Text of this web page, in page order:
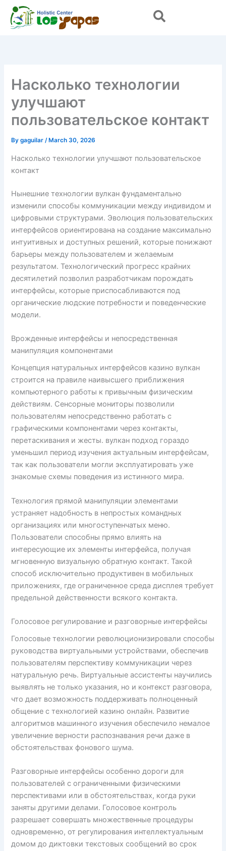
Skip
content
Насколько технологии
улучшают
пользовательское контакт
Bygaguilar/ March 30, 2026
Насколько технологии улучшают пользовательское
контакт
Нынешние технологии вулкан фундаментально
изменили способы коммуникации между индивидом и
цифровыми структурами. Эволюция пользовательских
интерфейсов ориентирована на создание максимально
интуитивных и доступных решений, которые понижают
барьеры между пользователем и желаемым
результатом. Технологический прогресс крайних
десятилетий позволил разработчикам порождать
интерфейсы, которые приспосабливаются под
органические людские потребности и поведенческие
модели.
Врожденные интерфейсы и непосредственная
манипуляция компонентами
Концепция натуральных интерфейсов казино вулкан
строится на правиле наивысшего приближения
компьютерного работы к привычным физическим
действиям. Сенсорные мониторы позволили
пользователям непосредственно работать с
графическими компонентами через контакты,
перетаскивания и жесты. вулкан подход гораздо
уменьшил период изучения актуальным интерфейсам,
так как пользователи могли эксплуатировать уже
знакомые схемы поведения из истинного мира.
Технология прямой манипуляции элементами
устраняет надобность в непростых командных
организациях или многоступенчатых меню.
Пользователи способны прямо влиять на
интересующие их элементы интерфейса, получая
мгновенную визуальную обратную контакт. Такой
способ исключительно продуктивен в мобильных
приложениях, где ограниченное среда дисплея требует
предельной действенности всякого контакта.
Голосовое регулирование и разговорные интерфейсы
Голосовые технологии революционизировали способы
руководства виртуальными устройствами, обеспечив
пользователям перспективу коммуникации через
натуральную речь. Виртуальные ассистенты научились
выявлять не только указания, но и контекст разговора,
что дает возможность поддерживать полноценный
общение с технологией казино онлайн. Развитие
алгоритмов машинного изучения обеспечило немалое
увеличение верности распознавания речи даже в
обстоятельствах фонового шума.
Разговорные интерфейсы особенно дороги для
пользователей с ограниченными физическими
перспективами или в обстоятельствах, когда руки
заняты другими делами. Голосовое контроль
разрешает совершать множественные процедуры
одновременно, от регулирования интеллектуальным
домом до диктовки текстовых сообщений во срок